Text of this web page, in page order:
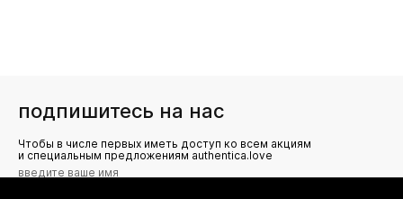
подпишитесь на нас
Чтобы в числе первых иметь доступ ко всем акциям
и специальным предложениям authentica.love